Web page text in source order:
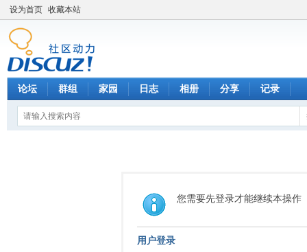
设为首页 收藏本站
论坛 群组 家园 日志 相册 分享 记录
您需要先登录才能继续本操作
用户登录